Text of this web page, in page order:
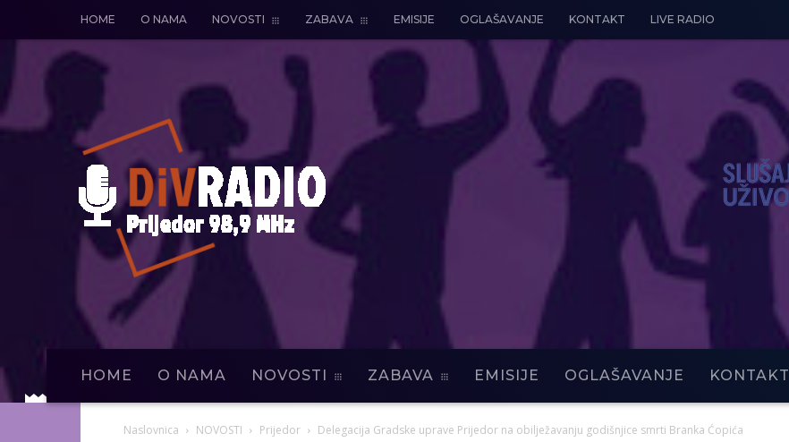
HOME O NAMA NOVOSTI ZABAVA EMISIJE OGLAŠAVANJE KONTAKT LIVE RADIO
HOME O NAMA NOVOSTI ZABAVA EMISIJE OGLAŠAVANJE KONTAKT
Naslovnica NOVOSTI Prijedor Delegacija Gradske uprave Prijedor na obilježavanju godišnjice smrti Branka Ćopića